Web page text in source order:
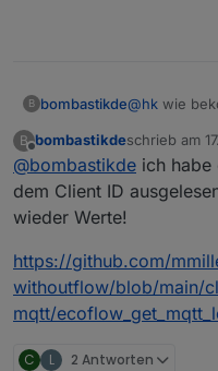
B bombastikde@hk wie
B
Offline
bombastikdeschrieb am
zuletzt
@bombastikde ich habe
dem Client ID
wieder Werte!
https://github.com/
withoutflow/blob/main/
mqtt/
C L 2 Antworten